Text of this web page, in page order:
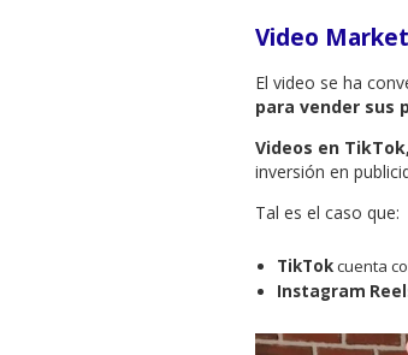
Video
El video se ha
para vender sus
Videos en
inversión en
Tal es el caso que:
TikTokcuenta
Instagram